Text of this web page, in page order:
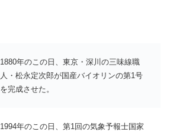
1880年のこの日、東京・深川の三味線職
人・松永定次郎が国産バイオリンの第1号
を完成させた。
1994年のこの日、第1回の気象予報士国家